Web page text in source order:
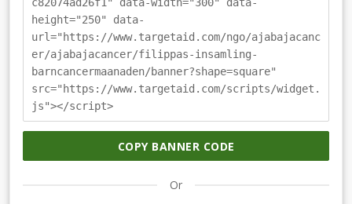
height="250" data-
url="https://www.targetaid.com/ngo/ajabajacanc
er/ajabajacancer/filippas-insamling-
barncancermaanaden/banner?shape=square"
src="https://www.targetaid.com/scripts/widget.
js"></script>
COPY BANNER CODE
Or